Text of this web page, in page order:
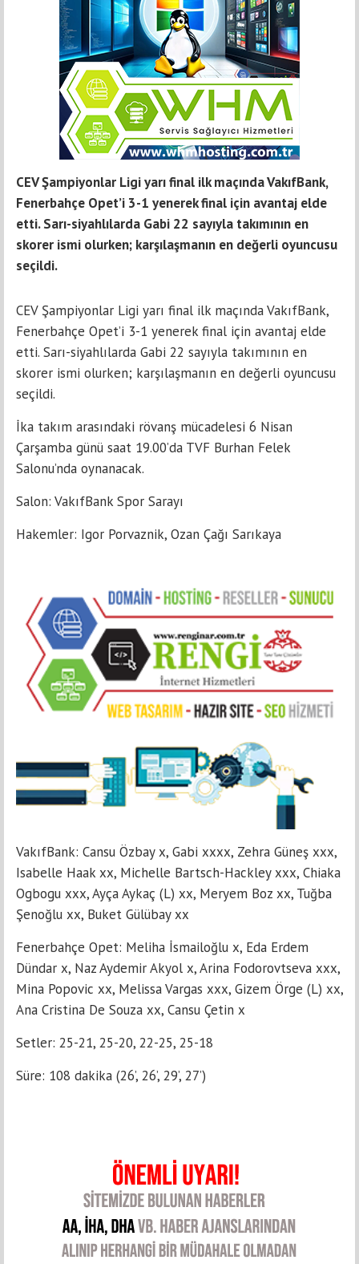
CEV Şampiyonlar Ligi yarı final ilk maçında VakıfBank,
Fenerbahçe Opet’i 3-1 yenerek final için avantaj elde
etti. Sarı-siyahlılarda Gabi 22 sayıyla takımının en
skorer ismi olurken; karşılaşmanın en değerli oyuncusu
seçildi.
CEV Şampiyonlar Ligi yarı final ilk maçında VakıfBank,
Fenerbahçe Opet’i 3-1 yenerek final için avantaj elde
etti. Sarı-siyahlılarda Gabi 22 sayıyla takımının en
skorer ismi olurken; karşılaşmanın en değerli oyuncusu
seçildi.
İka takım arasındaki rövanş mücadelesi 6 Nisan
Çarşamba günü saat 19.00’da TVF Burhan Felek
Salonu’nda oynanacak.
Salon: VakıfBank Spor Sarayı
Hakemler: Igor Porvaznik, Ozan Çağı Sarıkaya
VakıfBank: Cansu Özbay x, Gabi xxxx, Zehra Güneş xxx,
Isabelle Haak xx, Michelle Bartsch-Hackley xxx, Chiaka
Ogbogu xxx, Ayça Aykaç (L) xx, Meryem Boz xx, Tuğba
Şenoğlu xx, Buket Gülübay xx
Fenerbahçe Opet: Meliha İsmailoğlu x, Eda Erdem
Dündar x, Naz Aydemir Akyol x, Arina Fodorovtseva xxx,
Mina Popovic xx, Melissa Vargas xxx, Gizem Örge (L) xx,
Ana Cristina De Souza xx, Cansu Çetin x
Setler: 25-21, 25-20, 22-25, 25-18
Süre: 108 dakika (26’, 26’, 29’, 27’)